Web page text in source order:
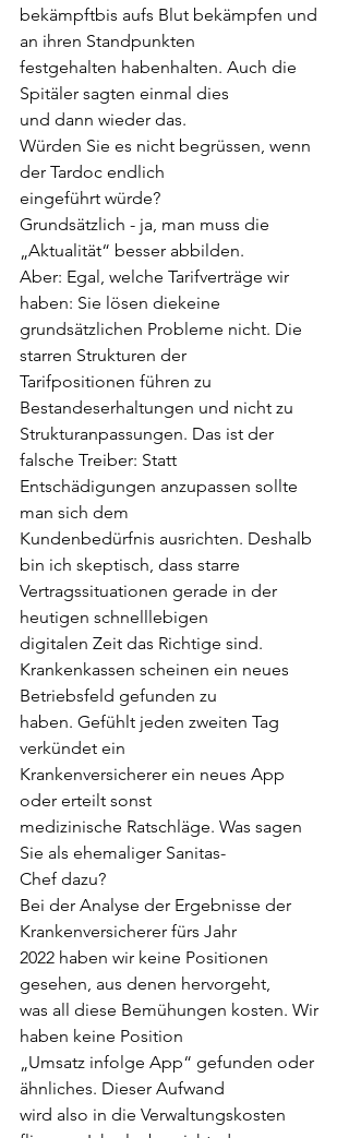
bekämpftbis aufs Blut bekämpfen und
an ihren Standpunkten
festgehalten habenhalten. Auch die
Spitäler sagten einmal dies
und dann wieder das.
Würden Sie es nicht begrüssen, wenn
der Tardoc endlich
eingeführt würde?
Grundsätzlich - ja, man muss die
„Aktualität“ besser abbilden.
Aber: Egal, welche Tarifverträge wir
haben: Sie lösen diekeine
grundsätzlichen Probleme nicht. Die
starren Strukturen der
Tarifpositionen führen zu
Bestandeserhaltungen und nicht zu
Strukturanpassungen. Das ist der
falsche Treiber: Statt
Entschädigungen anzupassen sollte
man sich dem
Kundenbedürfnis ausrichten. Deshalb
bin ich skeptisch, dass starre
Vertragssituationen gerade in der
heutigen schnelllebigen
digitalen Zeit das Richtige sind.
Krankenkassen scheinen ein neues
Betriebsfeld gefunden zu
haben. Gefühlt jeden zweiten Tag
verkündet ein
Krankenversicherer ein neues App
oder erteilt sonst
medizinische Ratschläge. Was sagen
Sie als ehemaliger Sanitas-
Chef dazu?
Bei der Analyse der Ergebnisse der
Krankenversicherer fürs Jahr
2022 haben wir keine Positionen
gesehen, aus denen hervorgeht,
was all diese Bemühungen kosten. Wir
haben keine Position
„Umsatz infolge App“ gefunden oder
ähnliches. Dieser Aufwand
wird also in die Verwaltungskosten